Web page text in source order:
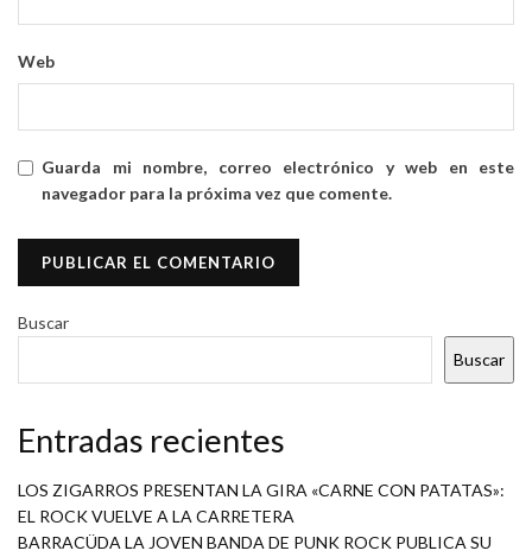
Web
Guarda mi nombre, correo electrónico y web en este
navegador para la próxima vez que comente.
Buscar
Buscar
Entradas recientes
LOS ZIGARROS PRESENTAN LA GIRA «CARNE CON PATATAS»:
EL ROCK VUELVE A LA CARRETERA
BARRACÜDA LA JOVEN BANDA DE PUNK ROCK PUBLICA SU